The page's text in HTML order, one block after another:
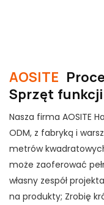
AOSITE
Sprzęt
Nasza firma AOSITE
ODM, z fabryką i
metrów
może zaoferować
własny zespół
na produkty; Zrobię